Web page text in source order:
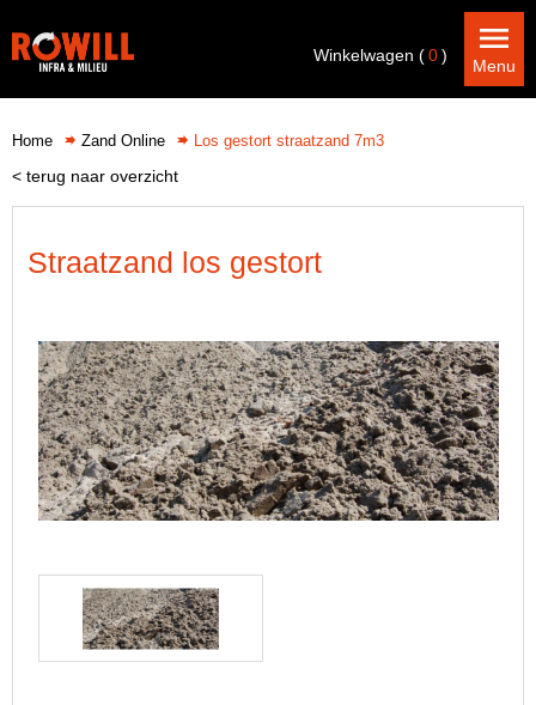
Winkelwagen (0)
Menu
Home Zand Online Los gestort straatzand 7m3
< terug naar overzicht
Straatzand los gestort